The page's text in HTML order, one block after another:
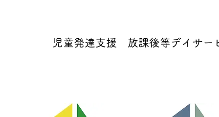
児童発達支援 放課後等デイサ